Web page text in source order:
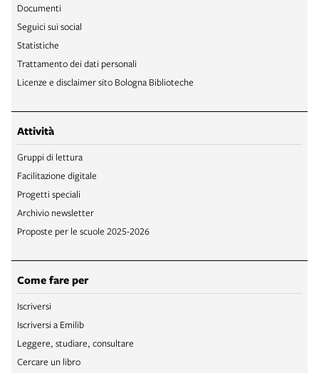
Documenti
Seguici sui social
Statistiche
Trattamento dei dati personali
Licenze e disclaimer sito Bologna Biblioteche
Attività
Gruppi di lettura
Facilitazione digitale
Progetti speciali
Archivio newsletter
Proposte per le scuole 2025-2026
Come fare per
Iscriversi
Iscriversi a Emilib
Leggere, studiare, consultare
Cercare un libro